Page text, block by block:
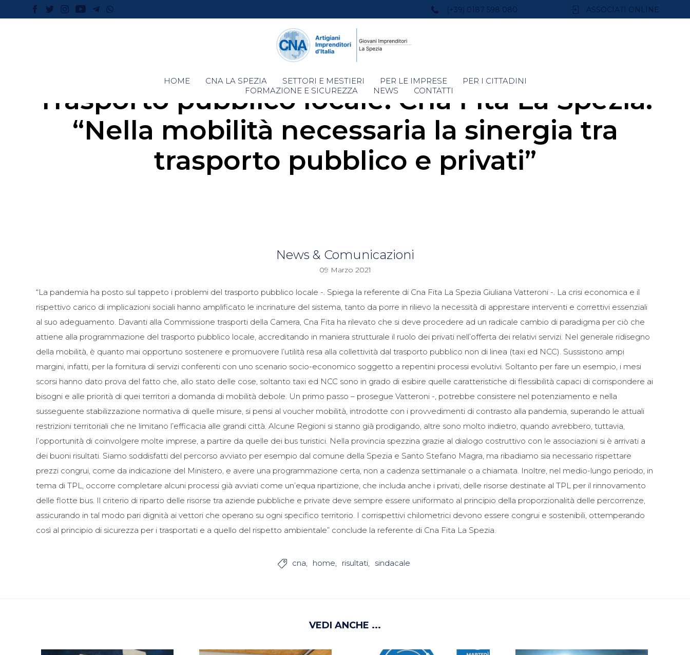
(+39) 0187 598 080 ASSOCIATI ONLINE
Skip
to
HOME CNA LA SPEZIA SETTORI E MESTIERI PER LE IMPRESE
PER I CITTADINI
FORMAZIONE E SICUREZZA
NEWS CONTATTI
Trasporto pubblico locale. Cna Fita La Spezia:
“Nella mobilità necessaria la sinergia tra
trasporto pubblico e privati”
News & Comunicazioni
09 Marzo 2021
“La pandemia ha posto sul tappeto i problemi del trasporto pubblico locale -. Spiega la referente di Cna Fita La Spezia Giuliana Vatteroni -. La crisi economica e il
rispettivo carico di implicazioni sociali hanno amplificato le incrinature del sistema, tanto da porre in rilievo la necessità di apprestare interventi e correttivi essenziali
al suo adeguamento. Davanti alla Commissione trasporti della Camera, Cna Fita ha rilevato che si deve procedere ad un radicale cambio di paradigma per ciò che
attiene alla programmazione del trasporto pubblico locale, accreditando in maniera strutturale il ruolo dei privati nell’offerta dei relativi servizi. Nel generale ridisegno
della mobilità, è quanto mai opportuno sostenere e promuovere l’utilità resa alla collettività dal trasporto pubblico non di linea (taxi ed NCC). Sussistono ampi
margini, infatti, per la fornitura di servizi conferenti con uno scenario socio-economico soggetto a repentini processi evolutivi. Soltanto per fare un esempio, i mesi
scorsi hanno dato prova del fatto che, allo stato delle cose, soltanto taxi ed NCC sono in grado di esibire quelle caratteristiche di flessibilità capaci di corrispondere ai
bisogni e alle priorità di quei territori a domanda di mobilità debole. Un primo passo – prosegue Vatteroni -, potrebbe consistere nel potenziamento e nella
susseguente stabilizzazione normativa di quelle misure, si pensi al voucher mobilità, introdotte con i provvedimenti di contrasto alla pandemia, superando le attuali
restrizioni territoriali che ne limitano l’efficacia alle grandi città. Alcune Regioni si stanno già prodigando, altre sono molto indietro, quando avrebbero, tuttavia,
l’opportunità di coinvolgere molte imprese, a partire da quelle dei bus turistici. Nella provincia spezzina grazie al dialogo costruttivo con le associazioni si è arrivati a
dei buoni risultati. Siamo soddisfatti del percorso avviato per esempio dal comune della Spezia e Santo Stefano Magra, ma ribadiamo sia necessario rispettare
prezzi congrui, come da indicazione del Ministero, e avere una programmazione certa, non a cadenza settimanale o a chiamata. Inoltre, nel medio-lungo periodo, in
tema di TPL, occorre completare alcuni processi già avviati come un’equa ripartizione, che includa anche i privati, delle risorse destinate al TPL per il rinnovamento
delle flotte bus. Il criterio di riparto delle risorse tra aziende pubbliche e private deve sempre essere uniformato al principio della proporzionalità delle percorrenze,
assicurando in tal modo pari dignità ai vettori che operano su ogni specifico territorio. I corrispettivi chilometrici devono essere congrui e sostenibili, ottemperando
così al principio di sicurezza per i trasportati e a quello del rispetto ambientale” conclude la referente di Cna Fita La Spezia.
 cna home risultati sindacale
VEDI ANCHE ...